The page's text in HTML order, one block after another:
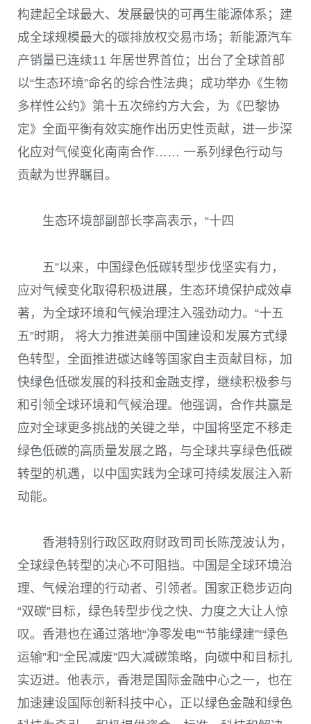
构建起全球最大、发展最快的可再生能源体系；建
成全球规模最大的碳排放权交易市场；新能源汽车
产销量已连续11 年居世界首位；出台了全球首部
以“生态环境”命名的综合性法典；成功举办《生物
多样性公约》第十五次缔约方大会，为《巴黎协
定》全面平衡有效实施作出历史性贡献，进一步深
化应对气候变化南南合作…… 一系列绿色行动与
贡献为世界瞩目。
生态环境部副部长李高表示，“十四
五”以来，中国绿色低碳转型步伐坚实有力，
应对气候变化取得积极进展，生态环境保护成效卓
著，为全球环境和气候治理注入强劲动力。“十五
五”时期， 将大力推进美丽中国建设和发展方式绿
色转型，全面推进碳达峰等国家自主贡献目标，加
快绿色低碳发展的科技和金融支撑，继续积极参与
和引领全球环境和气候治理。他强调，合作共赢是
应对全球更多挑战的关键之举，中国将坚定不移走
绿色低碳的高质量发展之路，与全球共享绿色低碳
转型的机遇，以中国实践为全球可持续发展注入新
动能。
香港特别行政区政府财政司司长陈茂波认为，
全球绿色转型的决心不可阻挡。中国是全球环境治
理、气候治理的行动者、引领者。国家正稳步迈向
“双碳”目标，绿色转型步伐之快、力度之大让人惊
叹。香港也在通过落地“净零发电”“节能绿建”“绿色
运输”和“全民减废”四大减碳策略，向碳中和目标扎
实迈进。他表示，香港是国际金融中心之一，也在
加速建设国际创新科技中心，正以绿色金融和绿色